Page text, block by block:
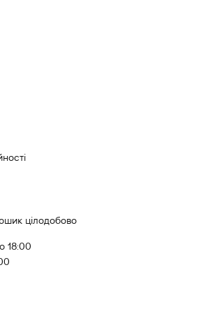
цілодобово
18:00